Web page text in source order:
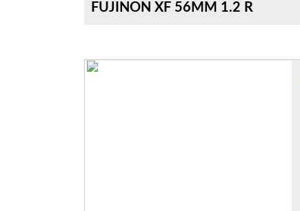
FUJINON XF 56MM 1.2 R